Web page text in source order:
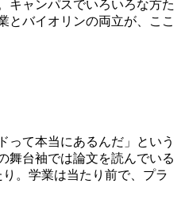
キャンパスでいろいろな方た
とバイオリンの両立が、ここ
て本当にあるんだ」という
舞台袖では論文を読んでいる
。学業は当たり前で、プラ